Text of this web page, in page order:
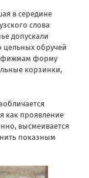
в середине
слова
допускали
цельных обручей
фижмам форму
корзинки,
как проявление
высмеивается
показным